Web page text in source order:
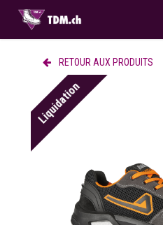
RETOUR AUX PRODUITS
Liquidation